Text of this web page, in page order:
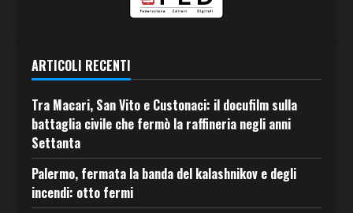
ARTICOLI RECENTI
Tra Macari, San Vito e Custonaci: il docufilm sulla
battaglia civile che fermò la raffineria negli anni
Settanta
Palermo, fermata la banda del kalashnikov e degli
incendi: otto fermi